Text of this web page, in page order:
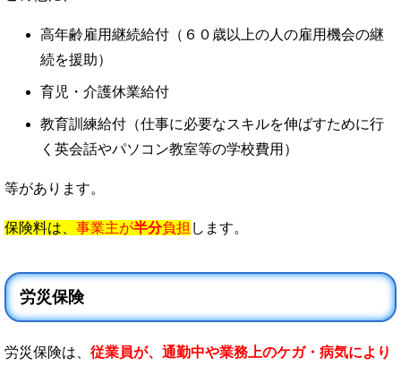
高年齢雇用継続給付（６０歳以上の人の雇用機会の継
続を援助）
育児・介護休業給付
教育訓練給付（仕事に必要なスキルを伸ばすために行
く英会話やパソコン教室等の学校費用）
等があります。
保険料は、 事業主が半分負担 します。
労災保険
労災保険は、 従業員が、通勤中や業務上のケガ・病気により